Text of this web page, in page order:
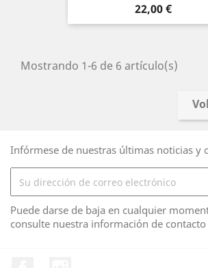
Precio
22,00 €
Mostrando 1-6 de 6 artículo(s)
Infórmese de nuestras últimas noticias y
Puede darse de baja en cualquier
consulte nuestra información de